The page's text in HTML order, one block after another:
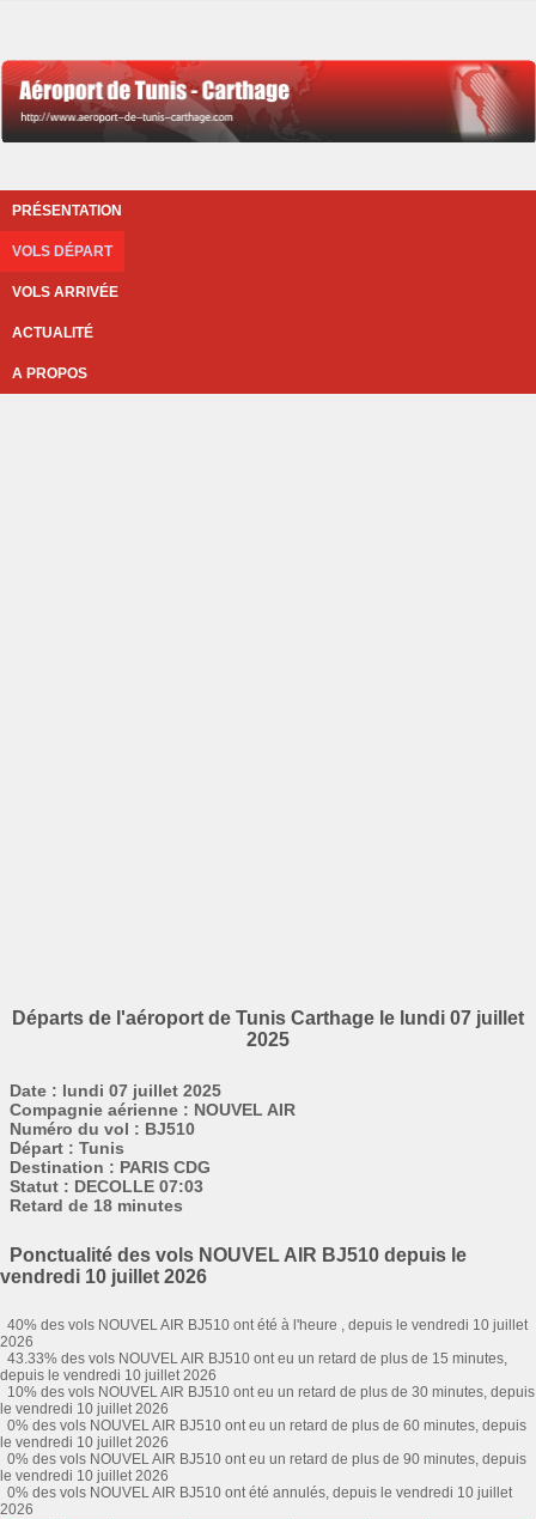
PRÉSENTATION
VOLS DÉPART
VOLS ARRIVÉE
ACTUALITÉ
A PROPOS
Départs de l'aéroport de Tunis Carthage le lundi 07 juillet
2025
Date : lundi 07 juillet 2025
Compagnie aérienne : NOUVEL AIR
Numéro du vol : BJ510
Départ : Tunis
Destination : PARIS CDG
Statut : DECOLLE 07:03
Retard de 18 minutes
Ponctualité des vols NOUVEL AIR BJ510 depuis le
vendredi 10 juillet 2026
40% des vols NOUVEL AIR BJ510 ont été à l'heure , depuis le vendredi 10 juillet
2026
43.33% des vols NOUVEL AIR BJ510 ont eu un retard de plus de 15 minutes,
depuis le vendredi 10 juillet 2026
10% des vols NOUVEL AIR BJ510 ont eu un retard de plus de 30 minutes, depuis
le vendredi 10 juillet 2026
0% des vols NOUVEL AIR BJ510 ont eu un retard de plus de 60 minutes, depuis
le vendredi 10 juillet 2026
0% des vols NOUVEL AIR BJ510 ont eu un retard de plus de 90 minutes, depuis
le vendredi 10 juillet 2026
0% des vols NOUVEL AIR BJ510 ont été annulés, depuis le vendredi 10 juillet
2026